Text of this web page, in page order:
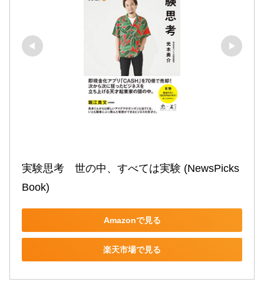
実験思考　世の中、すべては実験 (NewsPicks
Book)
Amazonで見る
楽天市場で見る